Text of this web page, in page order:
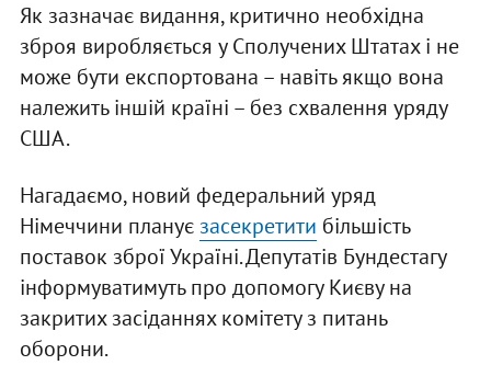
Як зазначає видання, критично необхідна
зброя виробляється у Сполучених Штатах і не
може бути експортована – навіть якщо вона
належить іншій країні – без схвалення уряду
США.
Нагадаємо, новий федеральний уряд
Німеччини планує засекретити більшість
поставок зброї Україні. Депутатів Бундестагу
інформуватимуть про допомогу Києву на
закритих засіданнях комітету з питань
оборони.